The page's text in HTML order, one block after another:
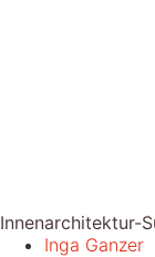
Innenarchitektur-
Inga Ganzer